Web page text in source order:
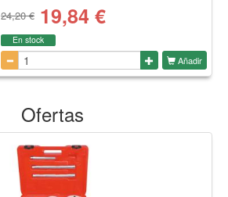
24,20 € 19,84 €
En stock
Añadir
Ofertas